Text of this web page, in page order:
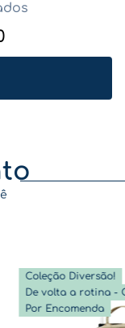
Coleção Diversão!
Por Encomenda